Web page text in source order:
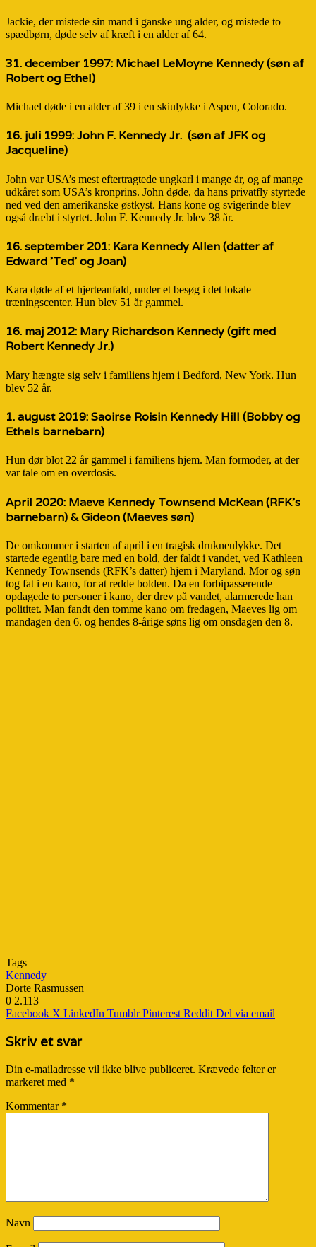
Jackie, der mistede sin mand i ganske ung alder, og mistede to
spædbørn, døde selv af kræft i en alder af 64.
31. december 1997: Michael LeMoyne Kennedy(søn af
Robert og Ethel)
Michael døde i en alder af 39 i en skiulykke i Aspen, Colorado.
16. juli 1999:John F. Kennedy Jr. (søn af JFK og
Jacqueline)
John var USA’s mest eftertragtede ungkarl i mange år, og af mange
udkåret som USA’s kronprins. John døde, da hans privatfly styrtede
ned ved den amerikanske østkyst. Hans kone og svigerinde blev
også dræbt i styrtet. John F. Kennedy Jr. blev 38 år.
16. september 201: Kara Kennedy Allen(datter af
Edward ’Ted’ og Joan)
Kara døde af et hjerteanfald, under et besøg i det lokale
træningscenter. Hun blev 51 år gammel.
16. maj 2012: Mary Richardson Kennedy(gift med
Robert Kennedy Jr.)
Mary hængte sig selv i familiens hjem i Bedford, New York. Hun
blev 52 år.
1. august 2019:Saoirse Roisin Kennedy Hill (Bobby og
Ethels barnebarn)
Hun dør blot 22 år gammel i familiens hjem. Man formoder, at der
var tale om en overdosis.
April 2020: Maeve Kennedy Townsend McKean(RFK’s
barnebarn) &Gideon(Maeves søn)
De omkommer i starten af april i en tragisk drukneulykke. Det
startede egentlig bare med en bold, der faldt i vandet, ved Kathleen
Kennedy Townsends (RFK’s datter) hjem i Maryland. Mor og søn
tog fat i en kano, for at redde bolden. Da en forbipasserende
opdagede to personer i kano, der drev på vandet, alarmerede han
polititet. Man fandt den tomme kano om fredagen, Maeves lig om
mandagen den 6. og hendes 8-årige søns lig om onsdagen den 8.
Tags
Kennedy
Dorte Rasmussen
0 2.113
Facebook X LinkedIn Tumblr Pinterest Reddit Del via email
Skriv et svar
Din e-mailadresse vil ikke blive publiceret. Krævede felter er
markeret med *
Kommentar *
Navn